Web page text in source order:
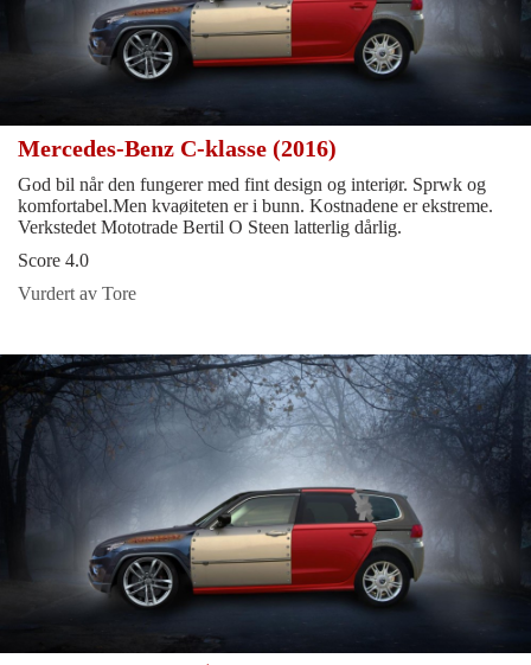
Mercedes-Benz C-klasse (2016)
God bil når den fungerer med fint design og interiør. Sprwk og
komfortabel.Men kvaøiteten er i bunn. Kostnadene er ekstreme.
Verkstedet Mototrade Bertil O Steen latterlig dårlig.
Score 4.0
Vurdert av Tore